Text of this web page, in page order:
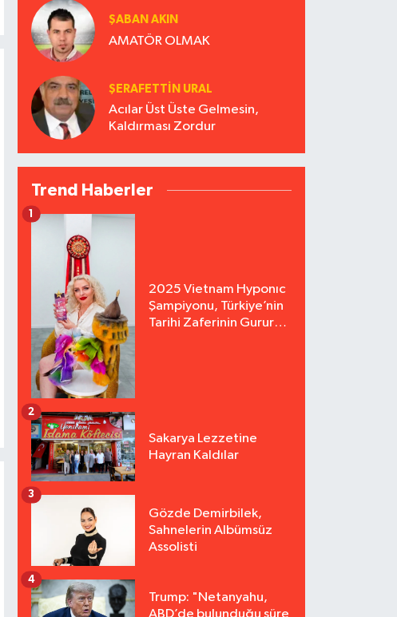
ŞABAN AKIN
AMATÖR OLMAK
ŞERAFETTIN URAL
Acılar Üst Üste Gelmesin,
Kaldırması Zordur
Trend Haberler
2025 Vietnam Hyponıc
Şampiyonu, Türkiye’nin
Tarihi Zaferinin Gururu
1
Sakarya Lezzetine
Hayran Kaldılar
2
Gözde Demirbilek,
Sahnelerin Albümsüz
Assolisti
3
Trump: "Netanyahu,
4